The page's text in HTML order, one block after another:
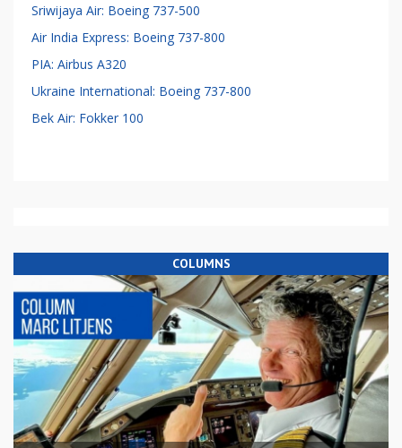
Sriwijaya Air: Boeing 737-500
Air India Express: Boeing 737-800
PIA: Airbus A320
Ukraine International: Boeing 737-800
Bek Air: Fokker 100
COLUMNS